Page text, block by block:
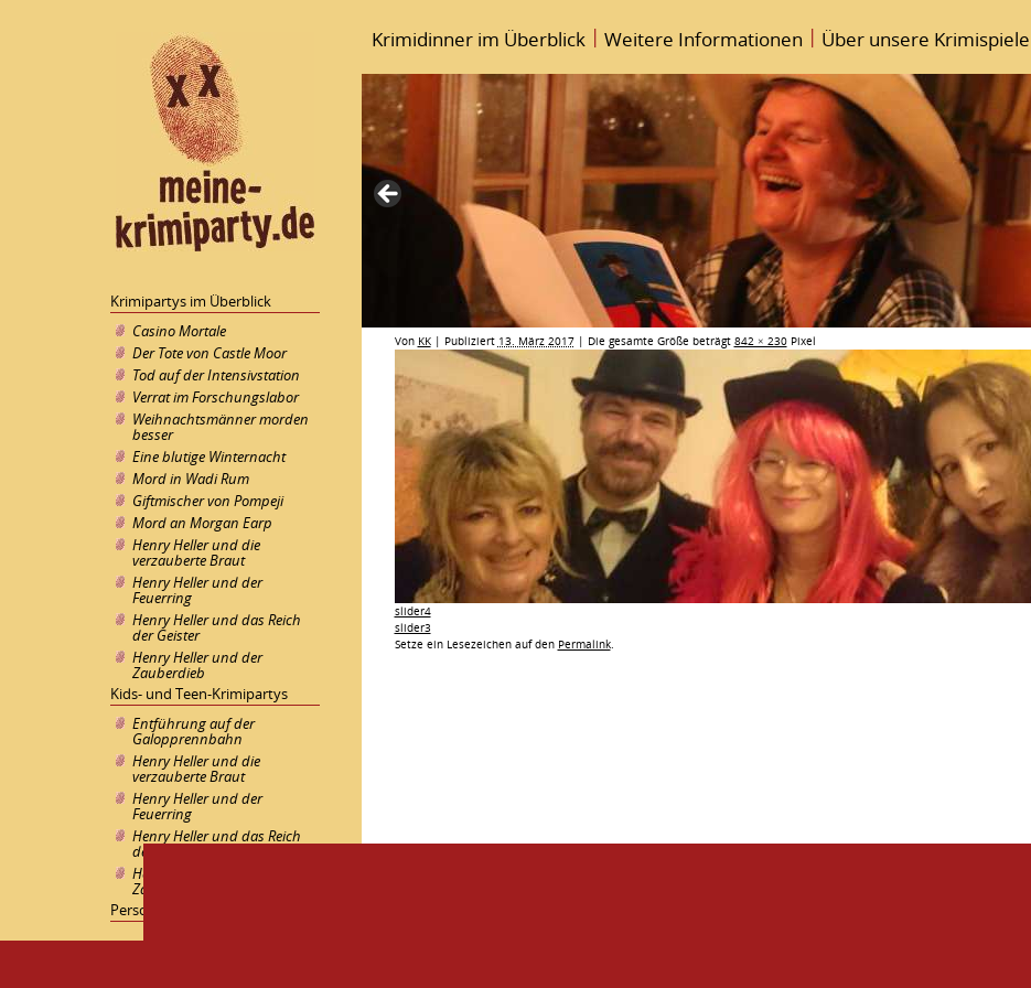
Krimidinner im Überblick | Weitere Informationen | Über unsere Krimispiele
Krimipartys im Überblick
Casino Mortale
Der Tote von Castle Moor
Tod auf der Intensivstation
Verrat im Forschungslabor
Weihnachtsmänner morden
besser
Eine blutige Winternacht
Mord in Wadi Rum
Giftmischer von Pompeji
Mord an Morgan Earp
Henry Heller und die
verzauberte Braut
Henry Heller und der
Feuerring
Henry Heller und das Reich
der Geister
Henry Heller und der
Zauberdieb
Kids- und Teen-Krimipartys
Entführung auf der
Galopprennbahn
Henry Heller und die
verzauberte Braut
Henry Heller und der
Feuerring
Henry Heller und das Reich
der Geister
Henry Heller und der
Zauberdieb
Personalisierte Krimiparty
Von KK | Publiziert 13. März 2017 | Die gesamte Größe beträgt 842 × 230Pixel
slider4
slider3
Setze ein Lesezeichen auf den Permalink.